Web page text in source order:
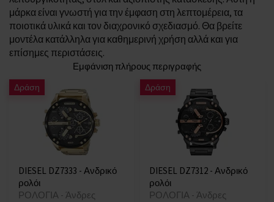
μάρκα είναι γνωστή για την έμφαση στη λεπτομέρεια, τα
ποιοτικά υλικά και τον διαχρονικό σχεδιασμό. Θα βρείτε
μοντέλα κατάλληλα για καθημερινή χρήση αλλά και για
επίσημες περιστάσεις.
Εμφάνιση πλήρους περιγραφής
Δράση
DIESEL DZ7333 - Ανδρικό
ρολόι
ΡΟΛΟΓΙΑ - Άνδρες
Δράση
DIESEL DZ7312 - Ανδρικό
ρολόι
ΡΟΛΟΓΙΑ - Άνδρες